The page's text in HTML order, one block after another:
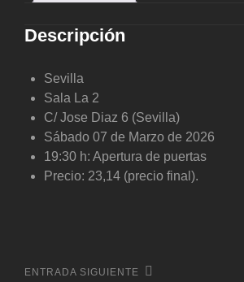
Descripción
Sevilla
Sala La 2
C/ Jose Diaz 6 (Sevilla)
Sábado 07 de Marzo de 2026
19:30 h: Apertura de puertas
Precio: 23,14 (precio final).
de
Entrada
ENTRADA SIGUIENTE